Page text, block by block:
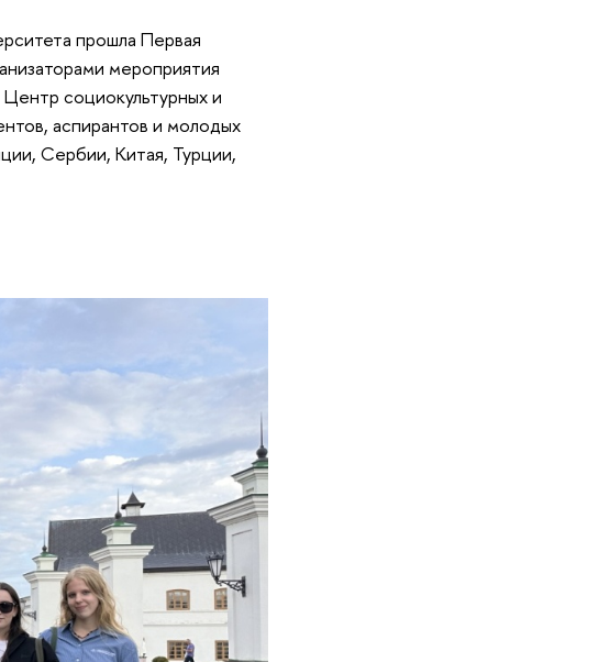
прошла Первая
мероприятия
социокультурных и
аспирантов и молодых
Сербии, Китая, Турции,